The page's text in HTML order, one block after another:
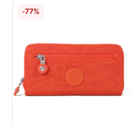
-77%